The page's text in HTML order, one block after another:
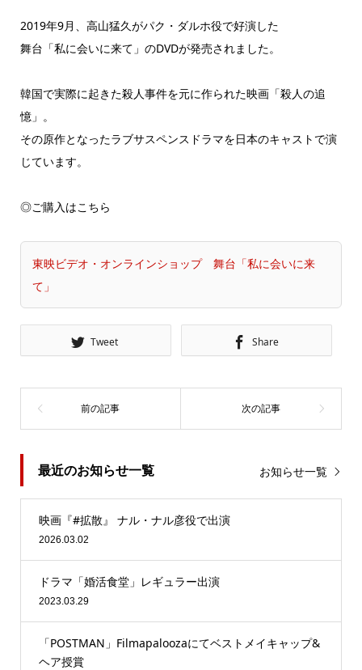
2019年9月、高山猛久がパク・ダルホ役で好演した
舞台「私に会いに来て」のDVDが発売されました。
韓国で実際に起きた殺人事件を元に作られた映画「殺人の追
憶」。
その原作となったラブサスペンスドラマを日本のキャストで演
じています。
◎ご購入はこちら
東映ビデオ・オンラインショップ 舞台「私に会いに来
て」
Tweet Share
最近のお知らせ一覧 お知らせ一覧
映画『#拡散』 ナル・ナル彦役で出演
2026.03.02
ドラマ「婚活食堂」レギュラー出演
2023.03.29
「POSTMAN」Filmapaloozaにてベストメイキャップ&
ヘア授賞